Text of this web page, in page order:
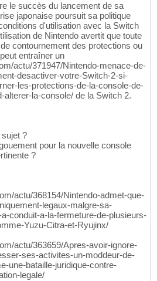
le succès du lancement de sa
japonaise poursuit sa politique
d'utilisation avec la Switch
de Nintendo avertit que toute
contournement des protections ou
entraîner un
actu/371947/Nintendo-menace-de-
desactiver-votre-Switch-2-si-
les-protections-de-la-console-de-
alterer-la-console/ de la Switch 2.
?
pour la nouvelle console
?
actu/368154/Nintendo-admet-que-
legaux-malgre-sa-
conduit-a-la-fermeture-de-plusieurs-
Yuzu-Citra-et-Ryujinx/
actu/363659/Apres-avoir-ignore-
ses-activites-un-moddeur-de-
une-bataille-juridique-contre-
legale/